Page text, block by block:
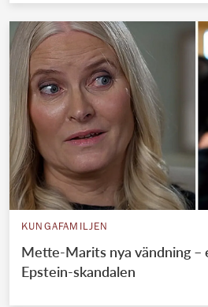
KUNGAFAMILJEN
Mette-Marits nya vändning –
Epstein-skandalen